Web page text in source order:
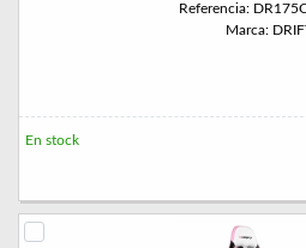
Referencia:
Marca:
En stock